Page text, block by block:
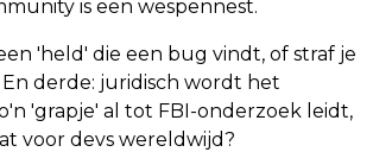
is een wespennest.
'held' die een bug vindt, of straf je
derde: juridisch wordt het
'grapje' al tot FBI-onderzoek leidt,
voor devs wereldwijd?